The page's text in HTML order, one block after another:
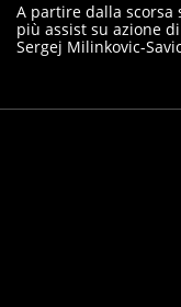
A partire dalla scorsa
più assist su azione
Sergej Milinkovic-